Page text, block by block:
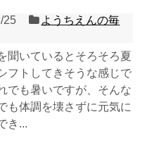
25
ようちえんの毎
聞いているとそろそろ夏
フトしてきそうな感じで
でも暑いですが、そんな
も体調を壊さずに元気に
き...